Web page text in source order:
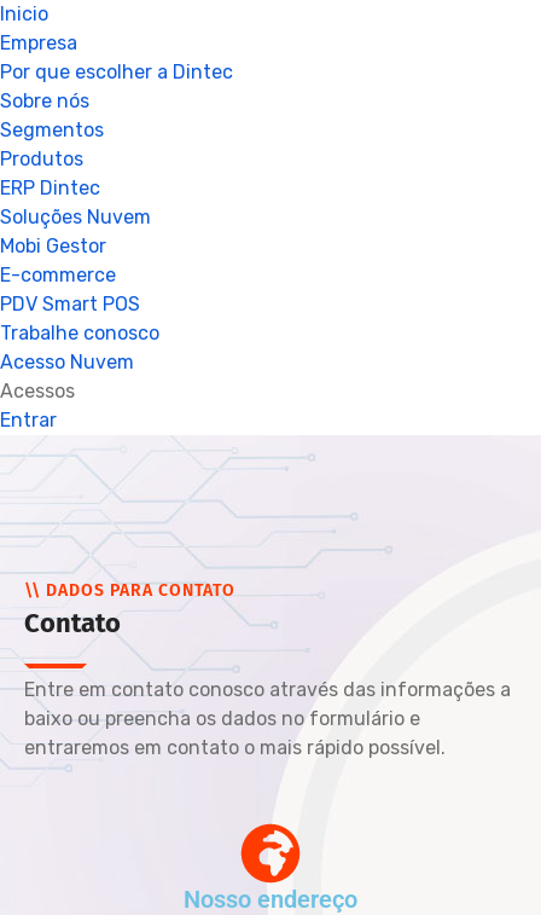
Inicio
Empresa
Por que escolher a Dintec
Sobre nós
Segmentos
Produtos
ERP Dintec
Soluções Nuvem
Mobi Gestor
E-commerce
PDV Smart POS
Trabalhe conosco
Acesso Nuvem
Acessos
Entrar
\\ DADOS PARA CONTATO
Contato
Entre em contato conosco através das informações a
baixo ou preencha os dados no formulário e
entraremos em contato o mais rápido possível.
Nosso endereço